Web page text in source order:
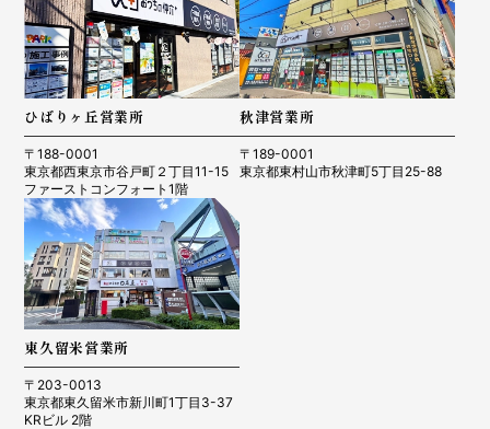
ひばりヶ丘営業所
〒188-0001
東京都西東京市谷戸町２丁目11-15
ファーストコンフォート1階
秋津営業所
〒189-0001
東京都東村山市秋津町5丁目25-88
東久留米営業所
〒203-0013
東京都東久留米市新川町1丁目3-37
KRビル 2階